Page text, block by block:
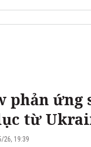
phản ứng
từ
26, 19:39